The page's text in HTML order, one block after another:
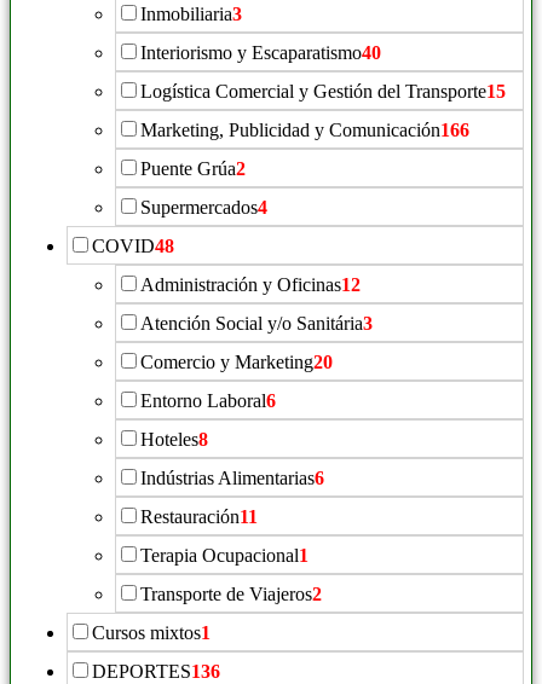
Inmobiliaria3
Interiorismo y Escaparatismo40
Logística Comercial y Gestión del Transporte15
Marketing, Publicidad y Comunicación166
Puente Grúa2
Supermercados4
COVID48
Administración y Oficinas12
Atención Social y/o Sanitária3
Comercio y Marketing20
Entorno Laboral6
Hoteles8
Indústrias Alimentarias6
Restauración11
Terapia Ocupacional1
Transporte de Viajeros2
Cursos mixtos1
DEPORTES136